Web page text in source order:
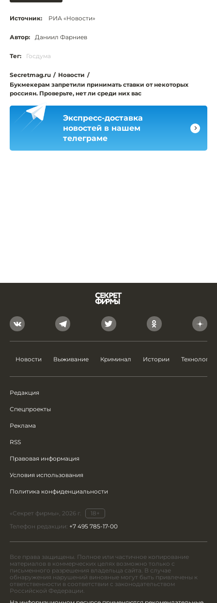
Источник: РИА «Новости»
Автор: Даниил Фарниев
Тег: Госдума
Secretmag.ru / Новости /
Букмекерам запретили принимать ставки от некоторых
россиян. Проверьте, нет ли среди них вас
Экспресс-доставка
новостей в нашем
телеграме
Новости Выживание Криминал Истории Технологии
Редакция
Спецпроекты
Реклама
RSS
Правовая информация
Условия использования
Политика конфиденциальности
«Секрет фирмы», 2026 г.
18+
Телефон редакции: +7 495 785-17-00
Все права защищены. Полное или частичное копирование
материалов в коммерческих целях возможно только с
письменного разрешения владельца сайта. В случае
обнаружения нарушений виновные могут быть привлечены к
ответственности в соответствии с законодательством
Российской Федерации.